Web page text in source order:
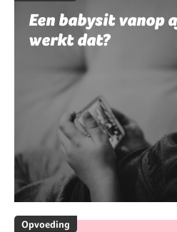
Een babysit vanop
werkt dat?
Opvoeding